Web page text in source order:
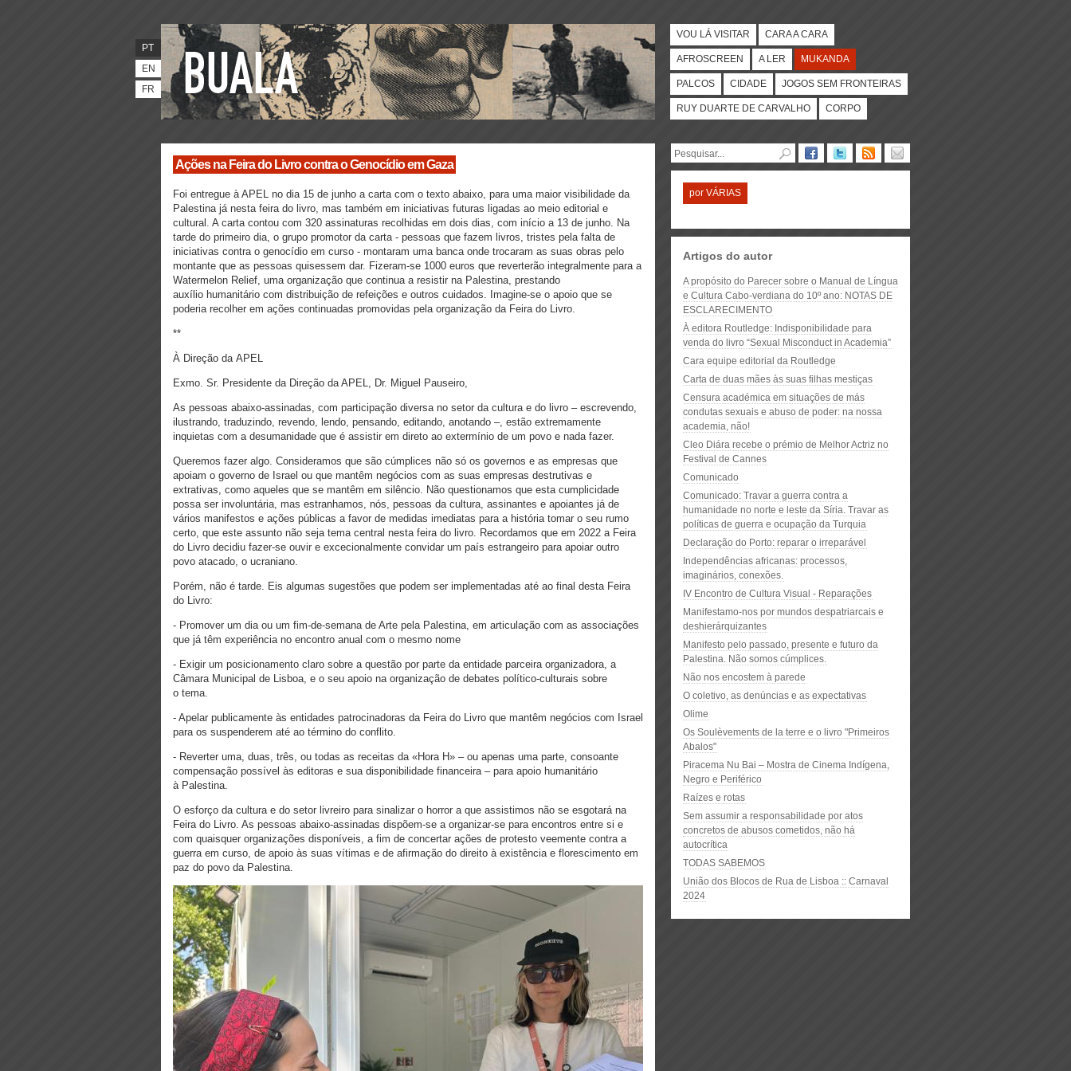
PT
EN
FR
VOU LÁ VISITAR CARA A CARA
AFROSCREEN A LER MUKANDA
PALCOS CIDADE JOGOS SEM FRONTEIRAS
RUY DUARTE DE CARVALHO CORPO
Ações na Feira do Livro contra o Genocídio em Gaza
Foi entregue à APEL no dia 15 de junho a carta com o texto abaixo, para uma maior visibilidade da
Palestina já nesta feira do livro, mas também em iniciativas futuras ligadas ao meio editorial e
cultural. A carta contou com 320 assinaturas recolhidas em dois dias, com início a 13 de junho. Na
tarde do primeiro dia, o grupo promotor da carta - pessoas que fazem livros, tristes pela falta de
iniciativas contra o genocídio em curso - montaram uma banca onde trocaram as suas obras pelo
montante que as pessoas quisessem dar. Fizeram-se 1000 euros que reverterão integralmente para a
Watermelon Relief, uma organização que continua a resistir na Palestina, prestando
auxílio humanitário com distribuição de refeições e outros cuidados. Imagine-se o apoio que se
poderia recolher em ações continuadas promovidas pela organização da Feira do Livro.
**
À Direção da APEL
Exmo. Sr. Presidente da Direção da APEL, Dr. Miguel Pauseiro,
As pessoas abaixo-assinadas, com participação diversa no setor da cultura e do livro – escrevendo,
ilustrando, traduzindo, revendo, lendo, pensando, editando, anotando –, estão extremamente
inquietas com a desumanidade que é assistir em direto ao extermínio de um povo e nada fazer.
Queremos fazer algo. Consideramos que são cúmplices não só os governos e as empresas que
apoiam o governo de Israel ou que mantêm negócios com as suas empresas destrutivas e
extrativas, como aqueles que se mantêm em silêncio. Não questionamos que esta cumplicidade
possa ser involuntária, mas estranhamos, nós, pessoas da cultura, assinantes e apoiantes já de
vários manifestos e ações públicas a favor de medidas imediatas para a história tomar o seu rumo
certo, que este assunto não seja tema central nesta feira do livro. Recordamos que em 2022 a Feira
do Livro decidiu fazer-se ouvir e excecionalmente convidar um país estrangeiro para apoiar outro
povo atacado, o ucraniano.
Porém, não é tarde. Eis algumas sugestões que podem ser implementadas até ao final desta Feira
do Livro:
- Promover um dia ou um fim-de-semana de Arte pela Palestina, em articulação com as associações
que já têm experiência no encontro anual com o mesmo nome
- Exigir um posicionamento claro sobre a questão por parte da entidade parceira organizadora, a
Câmara Municipal de Lisboa, e o seu apoio na organização de debates político-culturais sobre
o tema.
- Apelar publicamente às entidades patrocinadoras da Feira do Livro que mantêm negócios com Israel
para os suspenderem até ao término do conflito.
- Reverter uma, duas, três, ou todas as receitas da «Hora H» – ou apenas uma parte, consoante
compensação possível às editoras e sua disponibilidade financeira – para apoio humanitário
à Palestina.
O esforço da cultura e do setor livreiro para sinalizar o horror a que assistimos não se esgotará na
Feira do Livro. As pessoas abaixo-assinadas dispõem-se a organizar-se para encontros entre si e
com quaisquer organizações disponíveis, a fim de concertar ações de protesto veemente contra a
guerra em curso, de apoio às suas vítimas e de afirmação do direito à existência e florescimento em
paz do povo da Palestina.
por VÁRIAS
Artigos do autor
A propósito do Parecer sobre o Manual de Língua
e Cultura Cabo-verdiana do 10º ano: NOTAS DE
ESCLARECIMENTO
À editora Routledge: Indisponibilidade para
venda do livro “Sexual Misconduct in Academia”
Cara equipe editorial da Routledge
Carta de duas mães às suas filhas mestiças
Censura académica em situações de más
condutas sexuais e abuso de poder: na nossa
academia, não!
Cleo Diára recebe o prémio de Melhor Actriz no
Festival de Cannes
Comunicado
Comunicado: Travar a guerra contra a
humanidade no norte e leste da Síria. Travar as
políticas de guerra e ocupação da Turquia
Declaração do Porto: reparar o irreparável
Independências africanas: processos,
imaginários, conexões.
IV Encontro de Cultura Visual - Reparações
Manifestamo-nos por mundos despatriarcais e
deshierárquizantes
Manifesto pelo passado, presente e futuro da
Palestina. Não somos cúmplices.
Não nos encostem à parede
O coletivo, as denúncias e as expectativas
Olime
Os Soulèvements de la terre e o livro "Primeiros
Abalos"
Piracema Nu Bai – Mostra de Cinema Indígena,
Negro e Periférico
Raízes e rotas
Sem assumir a responsabilidade por atos
concretos de abusos cometidos, não há
autocrítica
TODAS SABEMOS
União dos Blocos de Rua de Lisboa :: Carnaval
2024